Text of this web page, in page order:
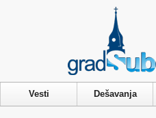
Vesti Dešavanja
Privacy &